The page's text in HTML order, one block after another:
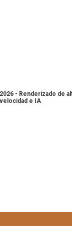
- Renderizado de
velocidad e IA